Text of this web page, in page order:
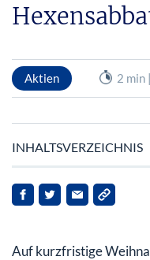
Aktien 2 min
INHALTSVERZEICHNIS
Die Wetten am
Ignorieren Sie die
Auf kurzfristige